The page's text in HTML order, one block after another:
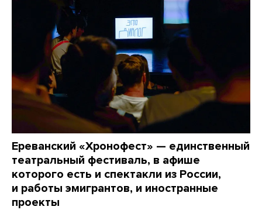
Ереванский «Хронофест» — единственный
театральный фестиваль, в афише
которого есть и спектакли из России,
и работы эмигрантов, и иностранные
проекты